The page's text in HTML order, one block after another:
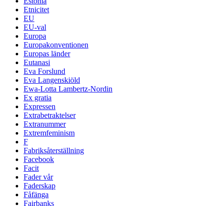
Etnicitet
EU
EU-val
Europa
Europakonventionen
Europas länder
Eutanasi
Eva Forslund
Eva Langenskiöld
Ewa-Lotta Lambertz-Nordin
Ex gratia
Expressen
Extrabetraktelser
Extranummer
Extremfeminism
F
Fabriksåterställning
Facebook
Facit
Fader vår
Faderskap
Fåfänga
Fairbanks